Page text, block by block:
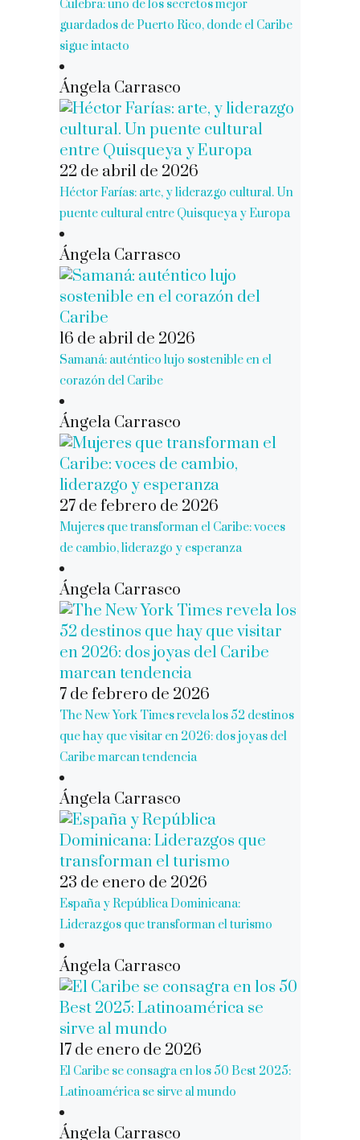
Culebra: uno de los secretos mejor
guardados de Puerto Rico, donde el Caribe
sigue intacto
Ángela Carrasco
22 de abril de 2026
Héctor Farías: arte, y liderazgo cultural. Un
puente cultural entre Quisqueya y Europa
Ángela Carrasco
16 de abril de 2026
Samaná: auténtico lujo sostenible en el
corazón del Caribe
Ángela Carrasco
27 de febrero de 2026
Mujeres que transforman el Caribe: voces
de cambio, liderazgo y esperanza
Ángela Carrasco
7 de febrero de 2026
The New York Times revela los 52 destinos
que hay que visitar en 2026: dos joyas del
Caribe marcan tendencia
Ángela Carrasco
23 de enero de 2026
España y República Dominicana:
Liderazgos que transforman el turismo
Ángela Carrasco
17 de enero de 2026
El Caribe se consagra en los 50 Best 2025:
Latinoamérica se sirve al mundo
Ángela Carrasco